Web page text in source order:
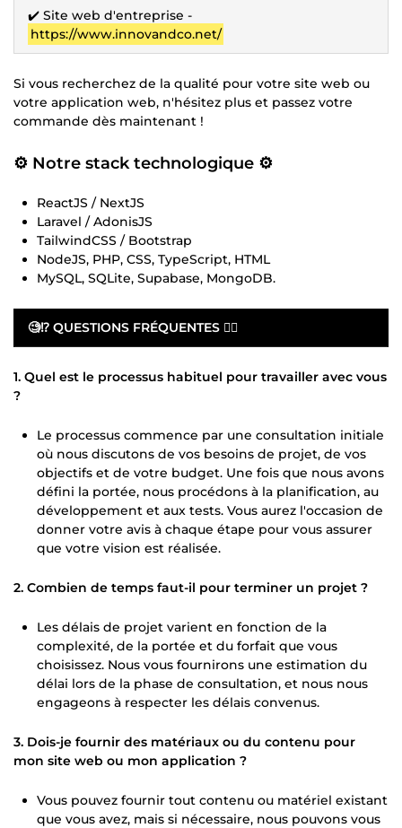
✔️ Site web d'entreprise -
https://www.innovandco.net/
Si vous recherchez de la qualité pour votre site web ou
votre application web, n'hésitez plus et passez votre
commande dès maintenant !
⚙ Notre stack technologique ⚙
ReactJS / NextJS
Laravel / AdonisJS
TailwindCSS / Bootstrap
NodeJS, PHP, CSS, TypeScript, HTML
MySQL, SQLite, Supabase, MongoDB.
🧐⁉️ QUESTIONS FRÉQUENTES 👇🏽
1. Quel est le processus habituel pour travailler avec vous
?
Le processus commence par une consultation initiale
où nous discutons de vos besoins de projet, de vos
objectifs et de votre budget. Une fois que nous avons
défini la portée, nous procédons à la planification, au
développement et aux tests. Vous aurez l'occasion de
donner votre avis à chaque étape pour vous assurer
que votre vision est réalisée.
2. Combien de temps faut-il pour terminer un projet ?
Les délais de projet varient en fonction de la
complexité, de la portée et du forfait que vous
choisissez. Nous vous fournirons une estimation du
délai lors de la phase de consultation, et nous nous
engageons à respecter les délais convenus.
3. Dois-je fournir des matériaux ou du contenu pour
mon site web ou mon application ?
Vous pouvez fournir tout contenu ou matériel existant
que vous avez, mais si nécessaire, nous pouvons vous